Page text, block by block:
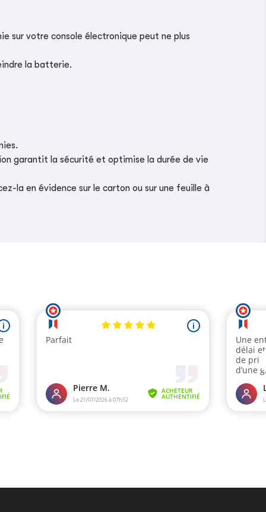
sur votre console électronique peut ne plus
la batterie.
garantit la sécurité et optimise la durée de vie
la en évidence sur le carton ou sur une feuille à